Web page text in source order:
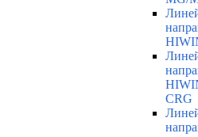
CRG